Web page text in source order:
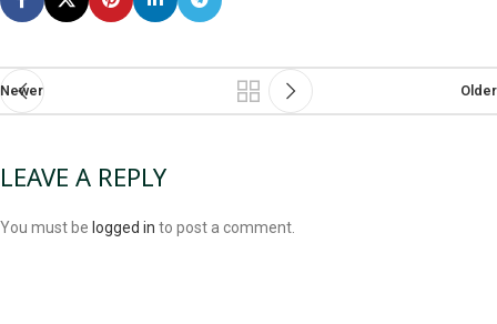
Newer Older
LEAVE A REPLY
You must be logged in to post a comment.